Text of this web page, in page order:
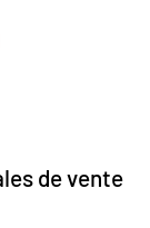
de vente